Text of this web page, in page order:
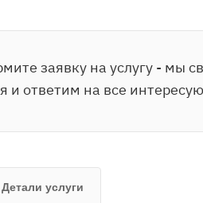
заявку на услугу - мы
и ответим на все
Детали услуги